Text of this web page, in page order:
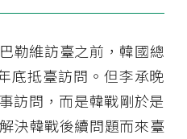
勒維訪臺之前，韓國總
底抵臺訪問。但李承晚
訪問，而是韓戰剛於是
決韓戰後續問題而來臺